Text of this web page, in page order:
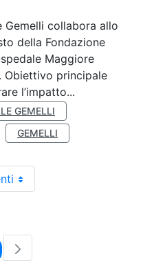
Gemelli collabora allo
della Fondazione
Maggiore
Obiettivo principale
l’impatto...
GEMELLI
GEMELLI